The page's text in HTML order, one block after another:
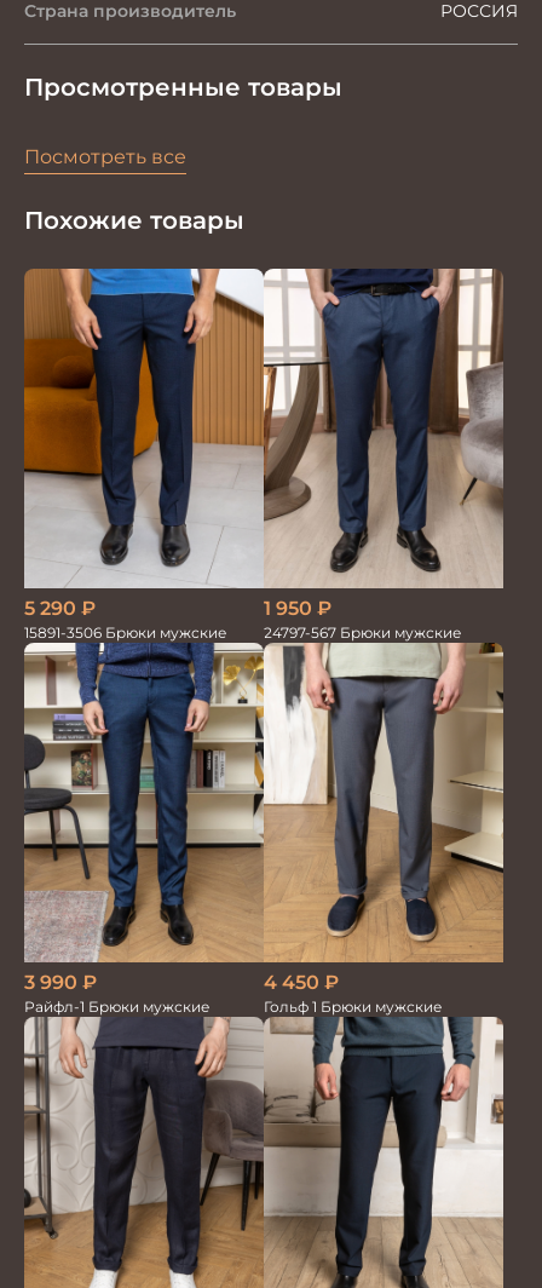
Страна производитель РОССИЯ
Просмотренные товары
Посмотреть все
Похожие товары
5 290 ₽
15891-3506 Брюки мужские
1 950 ₽
24797-567 Брюки мужские
3 990 ₽
Райфл-1 Брюки мужские
4 450 ₽
Гольф 1 Брюки мужские